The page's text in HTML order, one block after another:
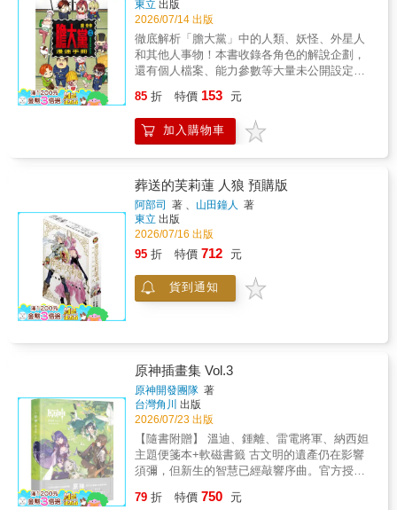
東立 出版
2026/07/14 出版
徹底解析「膽大黨」中的人類、妖怪、外星人
和其他人事物！本書收錄各角色的解說企劃，
還有個人檔案、能力參數等大量未公開設定！
２２頁的全新繪製漫畫！完整圖解超自然現
象、戰鬥和青春，第一本公式大圖鑑！
85 折 特價 153 元
加入購物車
葬送的芙莉蓮 人狼 預購版
阿部司 著 、 山田鐘人
著
東立 出版
2026/07/16 出版
95 折 特價 712 元
貨到通知
原神插畫集 Vol.3
原神開發團隊 著
台灣角川 出版
2026/07/23 出版
【隨書附贈】 溫迪、鍾離、雷電將軍、納西妲
主題便箋本+軟磁書籤 古文明的遺產仍在影響
須彌，但新生的智慧已經敲響序曲。官方授權
內容。分成三個精彩章節：〈角色印象〉、
79 折 特價 750 元